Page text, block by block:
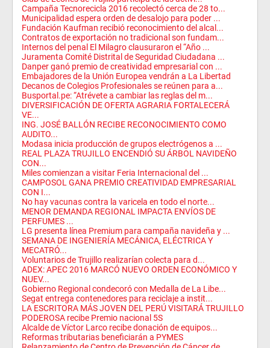
Campaña Tecnorecicla 2016 recolectó cerca de 28 to...
Municipalidad espera orden de desalojo para poder ...
Fundación Kaufman recibió reconocimiento del alcal...
Contratos de exportación no tradicional son fundam...
Internos del penal El Milagro clausuraron el “Año ...
Juramenta Comité Distrital de Seguridad Ciudadana ...
Danper ganó premio de creatividad empresarial con ...
Embajadores de la Unión Europea vendrán a La Libertad
Decanos de Colegios Profesionales se reúnen para a...
Busportal.pe: “Atrévete a cambiar las reglas del m...
DIVERSIFICACIÓN DE OFERTA AGRARIA FORTALECERÁ
VE...
ING. JOSÉ BALLÓN RECIBE RECONOCIMIENTO COMO
AUDITO...
Modasa inicia producción de grupos electrógenos a ...
REAL PLAZA TRUJILLO ENCENDIÓ SU ÁRBOL NAVIDEÑO
CON...
Miles comienzan a visitar Feria Internacional del ...
CAMPOSOL GANA PREMIO CREATIVIDAD EMPRESARIAL
CON I...
No hay vacunas contra la varicela en todo el norte...
MENOR DEMANDA REGIONAL IMPACTA ENVÍOS DE
PERFUMES ...
LG presenta línea Premium para campaña navideña y ...
SEMANA DE INGENIERÍA MECÁNICA, ELÉCTRICA Y
MECATRÓ...
Voluntarios de Trujillo realizarían colecta para d...
ADEX: APEC 2016 MARCÓ NUEVO ORDEN ECONÓMICO Y
NUEV...
Gobierno Regional condecoró con Medalla de La Libe...
Segat entrega contenedores para reciclaje a instit...
LA ESCRITORA MÁS JOVEN DEL PERÚ VISITARÁ TRUJILLO
PODEROSA recibe Premio nacional 5S
Alcalde de Víctor Larco recibe donación de equipos...
Reformas tributarias beneficiarán a PYMES